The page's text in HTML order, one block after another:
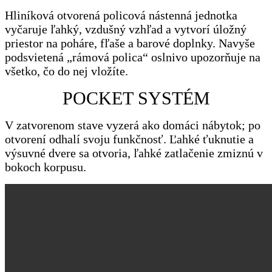
Hliníková otvorená policová nástenná jednotka
vyčaruje ľahký, vzdušný vzhľad a vytvorí úložný
priestor na poháre, fľaše a barové doplnky. Navyše
podsvietená „rámová polica“ oslnivo upozorňuje na
všetko, čo do nej vložíte.
POCKET SYSTÉM
V zatvorenom stave vyzerá ako domáci nábytok; po
otvorení odhalí svoju funkčnosť. Ľahké ťuknutie a
výsuvné dvere sa otvoria, ľahké zatlačenie zmiznú v
bokoch korpusu.